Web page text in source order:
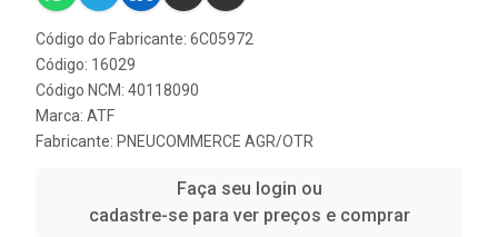
Código do Fabricante: 6C05972
Código: 16029
Código NCM: 40118090
Marca: ATF
Fabricante: PNEUCOMMERCE AGR/OTR
Faça seu login ou
cadastre-se para ver preços e comprar